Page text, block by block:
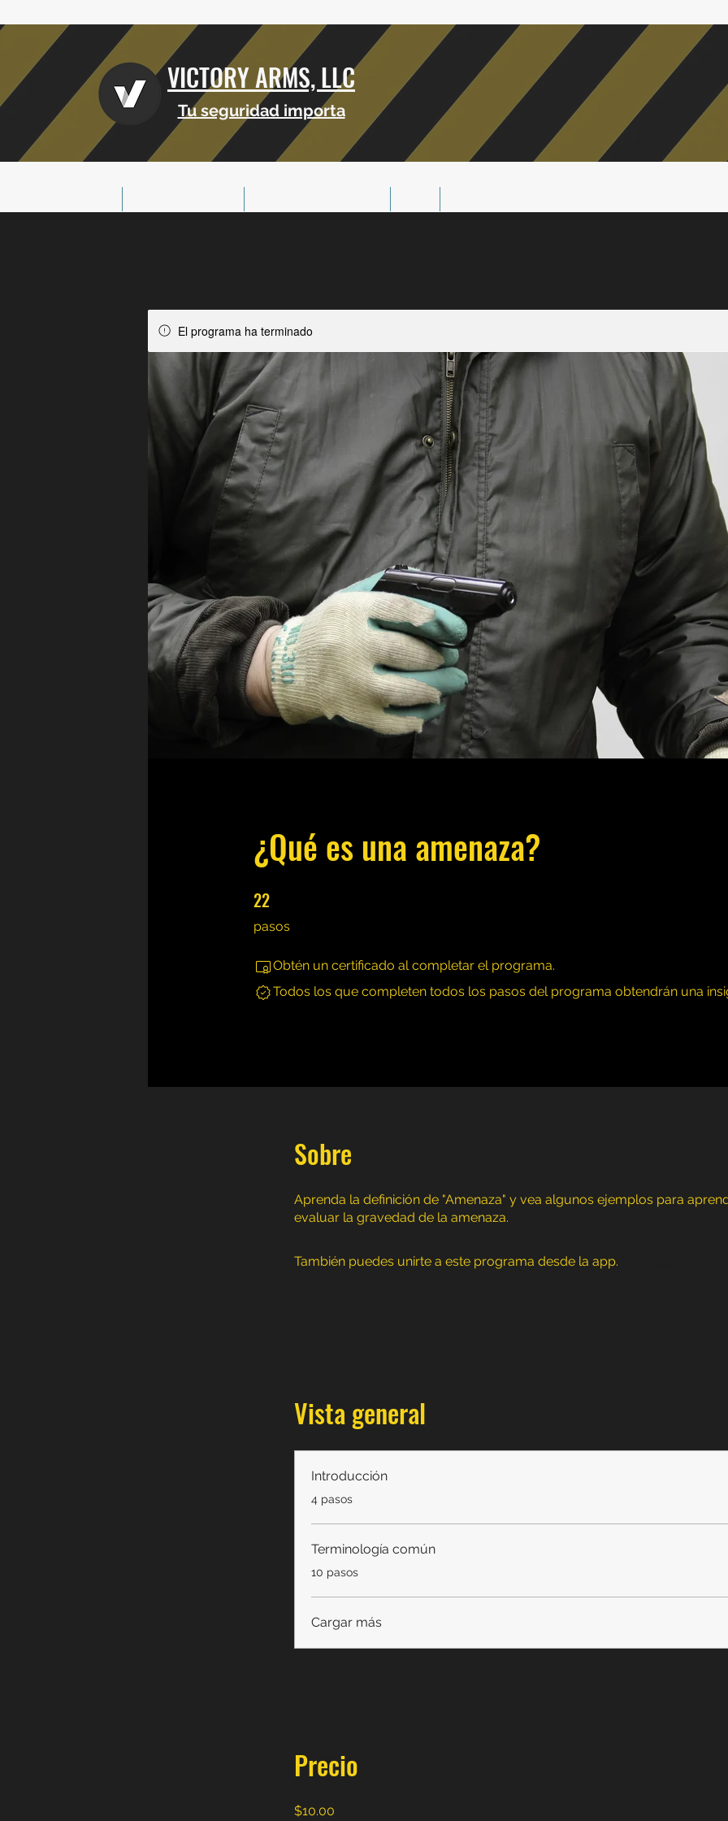
VICTORY ARMS, LLC
Tu seguridad importa
El programa ha terminado
¿Qué es una amenaza?
22
pasos
22 pasos
Obtén un certificado al completar el programa.
Todos los que completen todos los pasos del programa obtendrán una
Sobre
Aprenda la definición de "Amenaza" y vea algunos ejemplos para
evaluar la gravedad de la amenaza.
También puedes unirte a este programa desde la app.
Vista general
Introducción
4 pasos
Terminología común
.10 pasos
Cargar más
Precio
$10.00